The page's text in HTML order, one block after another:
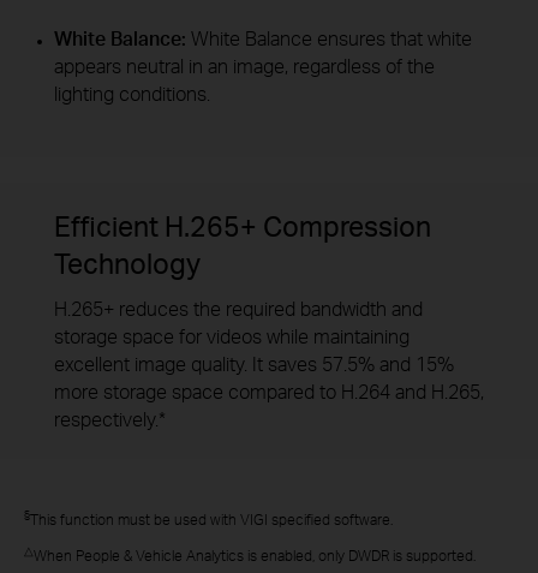
White Balance: White Balance ensures that white
appears neutral in an image, regardless of the
lighting conditions.
Efficient H.265+ Compression
Technology
H.265+ reduces the required bandwidth and
storage space for videos while maintaining
excellent image quality. It saves 57.5% and 15%
more storage space compared to H.264 and H.265,
respectively.*
§This function must be used with VIGI specified software.
△When People & Vehicle Analytics is enabled, only DWDR is supported.